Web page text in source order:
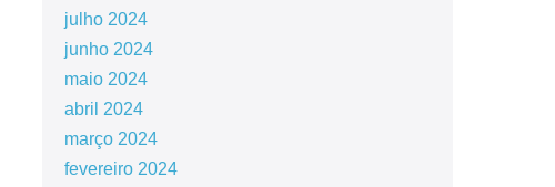
julho 2024
junho 2024
maio 2024
abril 2024
março 2024
fevereiro 2024